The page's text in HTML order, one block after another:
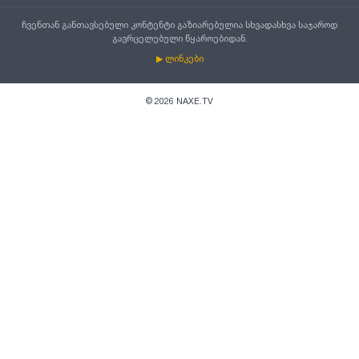
ჩვენთან განთავსებული კონტენტი გაზიარებულია სხვადასხვა საჯაროდ
გავრცელებული წყაროებიდან.
▶ ლინკები
© 2026 NAXE.TV